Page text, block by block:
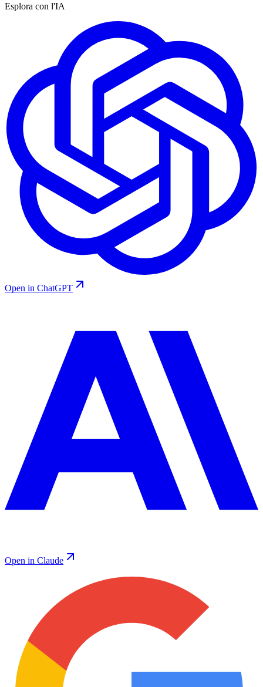
Esplora con l'IA
Open in ChatGPT
Open in Claude